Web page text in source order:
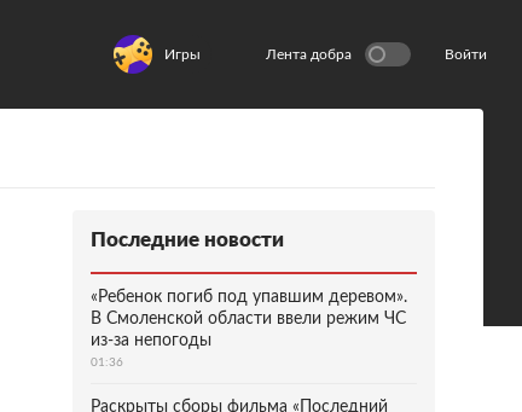
Игры Лента добра Войти
Последние новости
«Ребенок погиб под упавшим деревом».
В Смоленской области ввели режим ЧС
из-за непогоды
01:36
Раскрыты сборы фильма «Последний